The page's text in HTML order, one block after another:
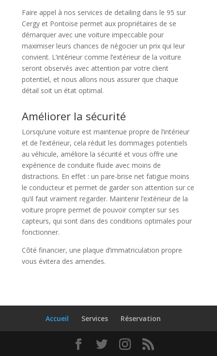
Faire appel à nos services de detailing dans le 95 sur
Cergy et Pontoise permet aux propriétaires de se
démarquer avec une voiture impeccable pour
maximiser leurs chances de négocier un prix qui leur
convient. L’intérieur comme l’extérieur de la voiture
seront observés avec attention par votre client
potentiel, et nous allons nous assurer que chaque
détail soit un état optimal.
Améliorer la sécurité
Lorsqu’une voiture est maintenue propre de l’intérieur
et de l’extérieur, cela réduit les dommages potentiels
au véhicule, améliore la sécurité et vous offre une
expérience de conduite fluide avec moins de
distractions. En effet : un pare-brise net fatigue moins
le conducteur et permet de garder son attention sur ce
qu’il faut vraiment regarder. Maintenir l’extérieur de la
voiture propre permet de pouvoir compter sur ses
capteurs, qui sont dans des conditions optimales pour
fonctionner.
Côté financier, une plaque d’immatriculation propre
vous évitera des amendes.
Accueil Services Réservation